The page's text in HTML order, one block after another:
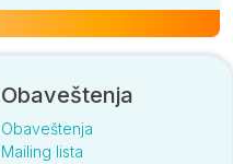
Obaveštenja
Obaveštenja
Mailing lista